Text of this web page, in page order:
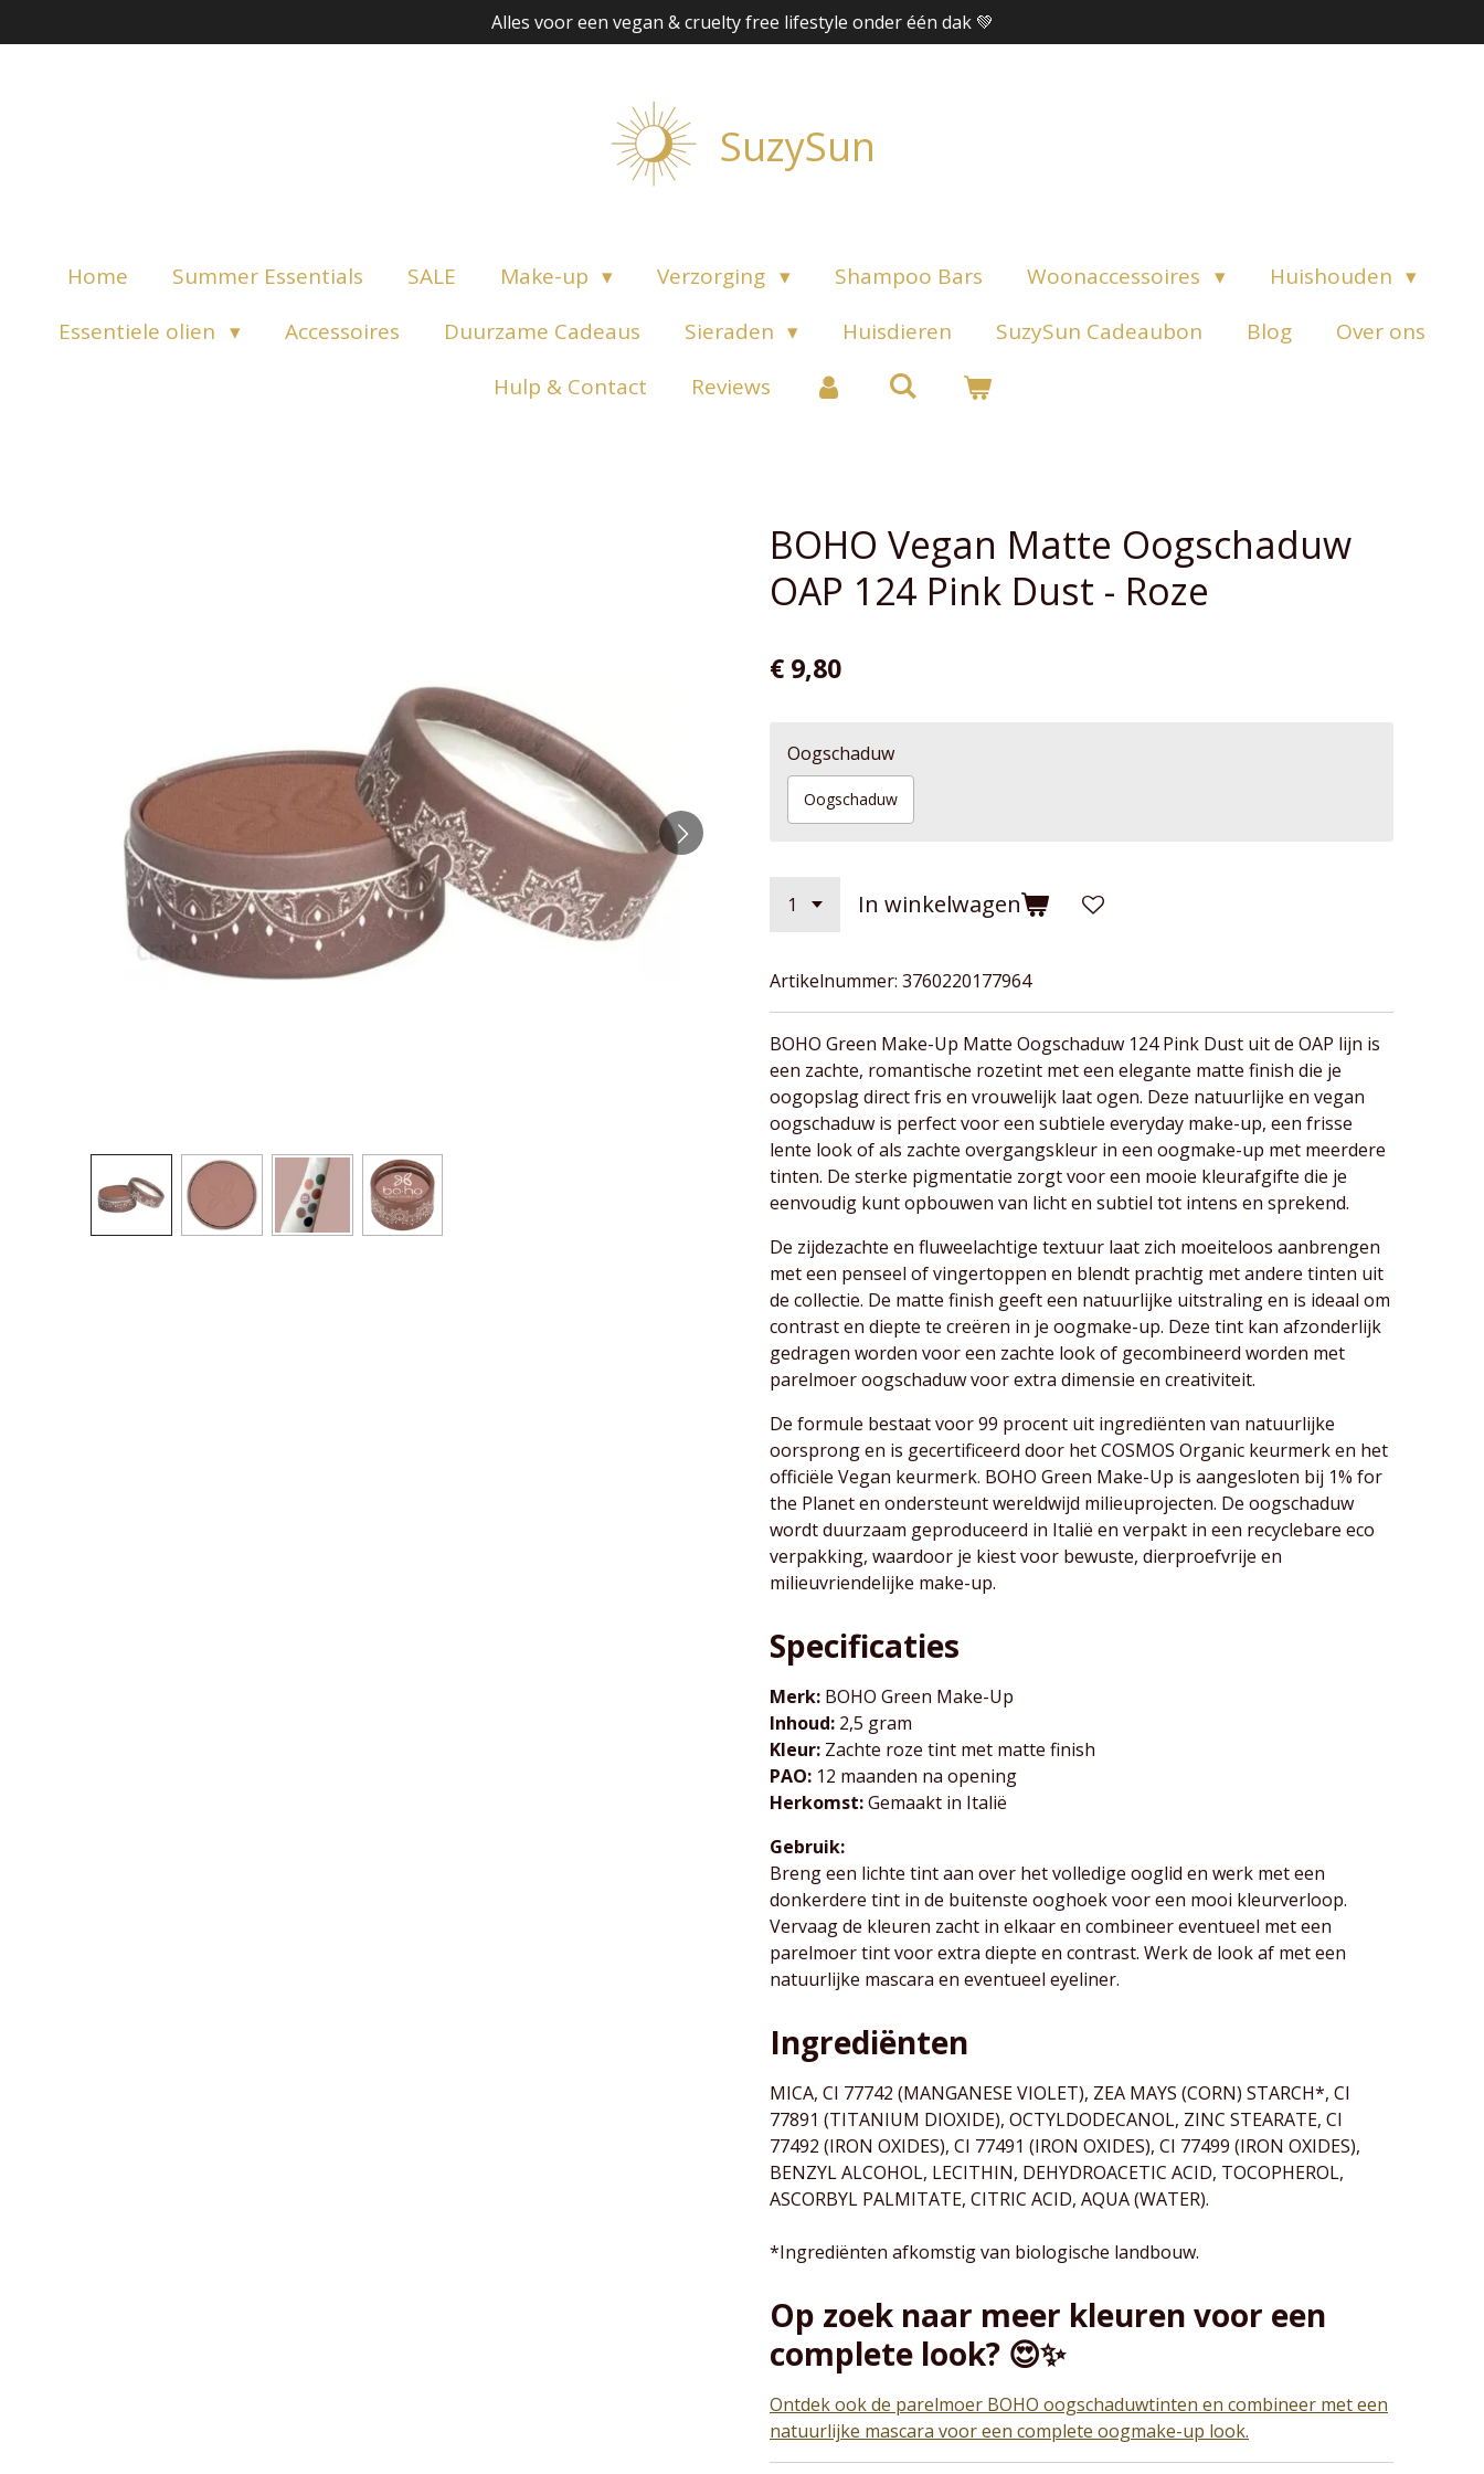
direct
Alles voor een vegan & cruelty free lifestyle onder één dak 💚
SuzySun
Home Summer Essentials SALE Make-up Verzorging Shampoo Bars Woonaccessoires
Huishouden
Essentiele olien
Accessoires Duurzame Cadeaus Sieraden Huisdieren SuzySun Cadeaubon Blog
Over ons
Hulp & Contact
Reviews
BOHO Vegan Matte Oogschaduw
OAP 124 Pink Dust - Roze
€ 9,80
Oogschaduw
Oogschaduw
In winkelwagen
Artikelnummer: 3760220177964
BOHO Green Make-Up Matte Oogschaduw 124 Pink Dust uit de OAP lijn is
een zachte, romantische rozetint met een elegante matte finish die je
oogopslag direct fris en vrouwelijk laat ogen. Deze natuurlijke en vegan
oogschaduw is perfect voor een subtiele everyday make-up, een frisse
lente look of als zachte overgangskleur in een oogmake-up met meerdere
tinten. De sterke pigmentatie zorgt voor een mooie kleurafgifte die je
eenvoudig kunt opbouwen van licht en subtiel tot intens en sprekend.
De zijdezachte en fluweelachtige textuur laat zich moeiteloos aanbrengen
met een penseel of vingertoppen en blendt prachtig met andere tinten uit
de collectie. De matte finish geeft een natuurlijke uitstraling en is ideaal om
contrast en diepte te creëren in je oogmake-up. Deze tint kan afzonderlijk
gedragen worden voor een zachte look of gecombineerd worden met
parelmoer oogschaduw voor extra dimensie en creativiteit.
De formule bestaat voor 99 procent uit ingrediënten van natuurlijke
oorsprong en is gecertificeerd door het COSMOS Organic keurmerk en het
officiële Vegan keurmerk. BOHO Green Make-Up is aangesloten bij 1% for
the Planet en ondersteunt wereldwijd milieuprojecten. De oogschaduw
wordt duurzaam geproduceerd in Italië en verpakt in een recyclebare eco
verpakking, waardoor je kiest voor bewuste, dierproefvrije en
milieuvriendelijke make-up.
Specificaties
Merk: BOHO Green Make-Up
Inhoud: 2,5 gram
Kleur: Zachte roze tint met matte finish
PAO: 12 maanden na opening
Herkomst:Gemaakt in Italië
Gebruik:
Breng een lichte tint aan over het volledige ooglid en werk met een
donkerdere tint in de buitenste ooghoek voor een mooi kleurverloop.
Vervaag de kleuren zacht in elkaar en combineer eventueel met een
parelmoer tint voor extra diepte en contrast. Werk de look af met een
natuurlijke mascara en eventueel eyeliner.
Ingrediënten
MICA, CI 77742 (MANGANESE VIOLET), ZEA MAYS (CORN) STARCH*, CI
77891 (TITANIUM DIOXIDE), OCTYLDODECANOL, ZINC STEARATE, CI
77492 (IRON OXIDES), CI 77491 (IRON OXIDES), CI 77499 (IRON OXIDES),
BENZYL ALCOHOL, LECITHIN, DEHYDROACETIC ACID, TOCOPHEROL,
ASCORBYL PALMITATE, CITRIC ACID, AQUA (WATER).
*Ingrediënten afkomstig van biologische landbouw.
Op zoek naar meer kleuren voor een
complete look? 😍✨
Ontdek ook de parelmoer BOHO oogschaduwtinten en combineer met een
natuurlijke mascara voor een complete oogmake-up look.